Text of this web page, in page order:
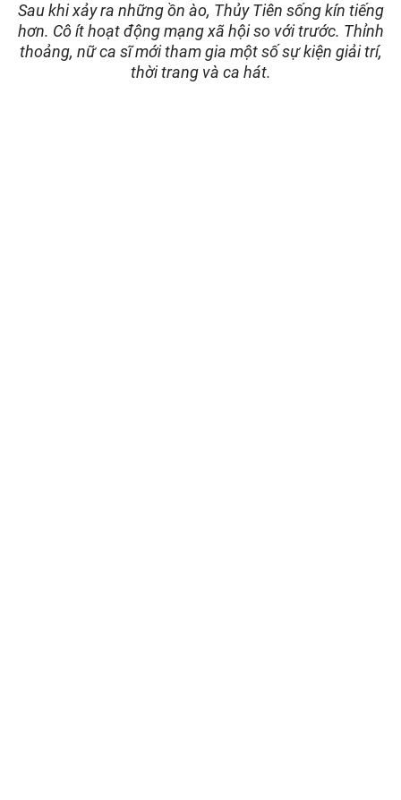
Sau khi xảy ra những ồn ào, Thủy Tiên sống kín tiếng
hơn. Cô ít hoạt động mạng xã hội so với trước. Thỉnh
thoảng, nữ ca sĩ mới tham gia một số sự kiện giải trí,
thời trang và ca hát.